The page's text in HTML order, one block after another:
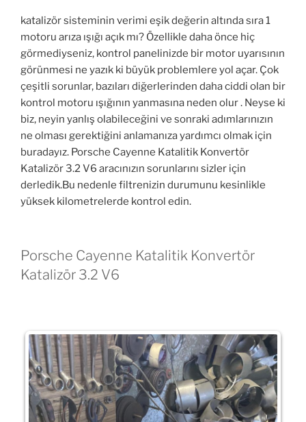
katalizör sisteminin verimi eşik değerin altında sıra 1
motoru arıza ışığı açık mı? Özellikle daha önce hiç
görmediyseniz, kontrol panelinizde bir motor uyarısının
görünmesi ne yazık ki büyük problemlere yol açar. Çok
çeşitli sorunlar, bazıları diğerlerinden daha ciddi olan bir
kontrol motoru ışığının yanmasına neden olur . Neyse ki
biz, neyin yanlış olabileceğini ve sonraki adımlarınızın
ne olması gerektiğini anlamanıza yardımcı olmak için
buradayız. Porsche Cayenne Katalitik Konvertör
Katalizör 3.2 V6 aracınızın sorunlarını sizler için
derledik.Bu nedenle filtrenizin durumunu kesinlikle
yüksek kilometrelerde kontrol edin.
Porsche Cayenne Katalitik Konvertör
Katalizör 3.2 V6